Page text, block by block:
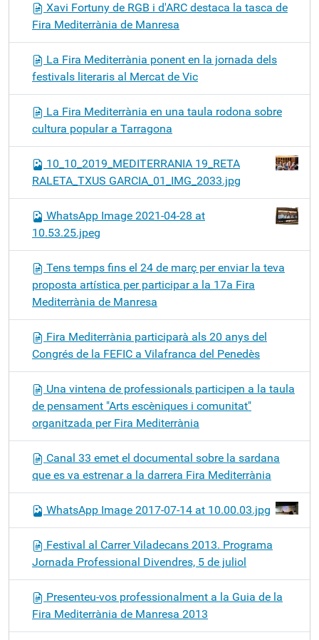
Xavi Fortuny de RGB i d'ARC destaca la tasca de
Fira Mediterrània de Manresa
La Fira Mediterrània ponent en la jornada dels
festivals literaris al Mercat de Vic
La Fira Mediterrània en una taula rodona sobre
cultura popular a Tarragona
10_10_2019_MEDITERRANIA 19_RETA
RALETA_TXUS GARCIA_01_IMG_2033.jpg
WhatsApp Image 2021-04-28 at
10.53.25.jpeg
Tens temps fins el 24 de març per enviar la teva
proposta artística per participar a la 17a Fira
Mediterrània de Manresa
Fira Mediterrània participarà als 20 anys del
Congrés de la FEFIC a Vilafranca del Penedès
Una vintena de professionals participen a la taula
de pensament "Arts escèniques i comunitat"
organitzada per Fira Mediterrània
Canal 33 emet el documental sobre la sardana
que es va estrenar a la darrera Fira Mediterrània
WhatsApp Image 2017-07-14 at 10.00.03.jpg
Festival al Carrer Viladecans 2013. Programa
Jornada Professional Divendres, 5 de juliol
Presenteu-vos professionalment a la Guia de la
Fira Mediterrània de Manresa 2013